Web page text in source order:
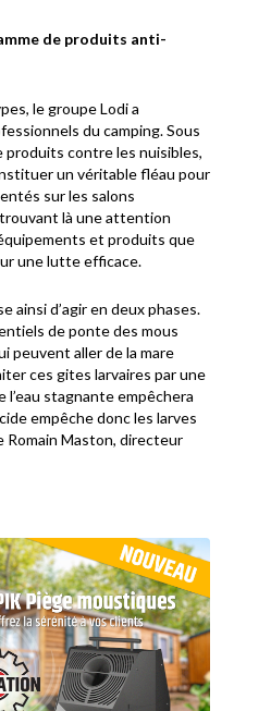
de produits anti-
le groupe Lodi a
du camping. Sous
produits contre les nuisibles,
un véritable fléau pour
sur les salons
là une attention
et produits que
une lutte efficace.
ainsi d’agir en deux phases.
de ponte des mous
peuvent aller de la mare
ces gites larvaires par une
l’eau stagnante empêchera
empêche donc les larves
Romain Maston, directeur